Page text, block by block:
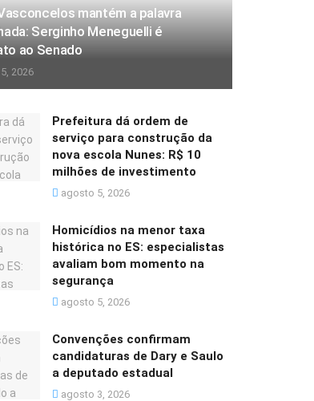
mantém a palavra
Serginho Meneguelli é
ao Senado
2026
Prefeitura dá ordem de
serviço para construção da
nova escola Nunes: R$ 10
milhões de investimento
agosto 5, 2026
Homicídios na menor taxa
histórica no ES: especialistas
avaliam bom momento na
segurança
agosto 5, 2026
Convenções confirmam
candidaturas de Dary e Saulo
a deputado estadual
agosto 3, 2026